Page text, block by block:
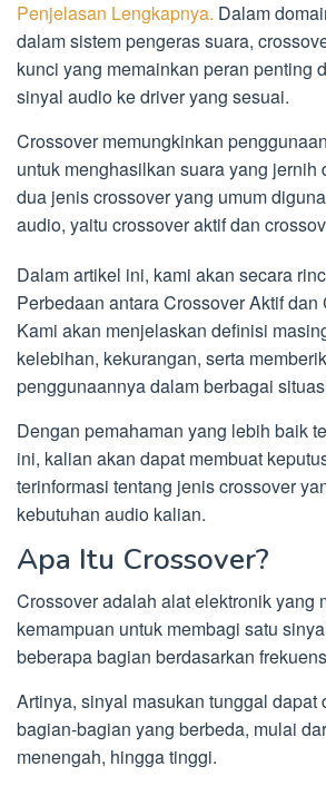
Penjelasan Lengkapnya. Dalam
dalam sistem pengeras suara,
kunci yang memainkan peran penting
sinyal audio ke driver yang sesuai.
Crossover memungkinkan
untuk menghasilkan suara yang jernih
dua jenis crossover yang umum
audio, yaitu crossover aktif dan
Dalam artikel ini, kami akan secara
Perbedaan antara Crossover Aktif dan
Kami akan menjelaskan definisi
kelebihan, kekurangan, serta
penggunaannya dalam berbagai
Dengan pemahaman yang lebih baik
ini, kalian akan dapat membuat
terinformasi tentang jenis crossover
kebutuhan audio kalian.
Apa Itu Crossover?
Crossover adalah alat elektronik yang
kemampuan untuk membagi satu
beberapa bagian berdasarkan
Artinya, sinyal masukan tunggal dapat
bagian-bagian yang berbeda, mulai
menengah, hingga tinggi.